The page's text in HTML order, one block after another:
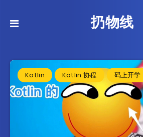
扔物线
Kotlin Kotlin 协程 码上开学